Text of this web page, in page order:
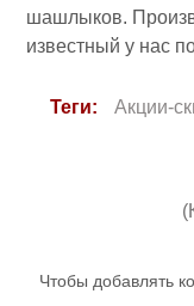
шашлыков.
известный у нас
Теги: Акции-
Чтобы добавлять